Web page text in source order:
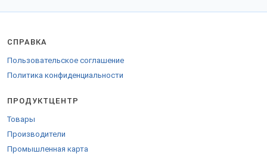
СПРАВКА
Пользовательское соглашение
Политика конфиденциальности
ПРОДУКТЦЕНТР
Товары
Производители
Промышленная карта